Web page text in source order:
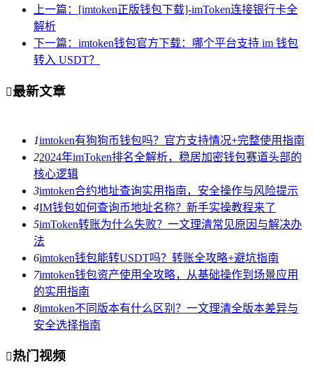
上一篇：[imtoken正版钱包下载]-imToken连接银行卡全
解析
下一篇：imtoken钱包官方下载：哪个平台支持 im 钱包
转入 USDT？
最新文章
1imtoken有狗狗币钱包吗？官方支持情况+完整使用指南
22024年imToken排名全解析，稳居加密钱包赛道头部的
核心逻辑
3imtoken合约地址查询实用指南，安全操作与风险提示
4IM钱包如何查询币地址名称？新手实操教程来了
5imToken转账为什么失败？一文理清常见原因与解决办
法
6imtoken钱包能转USDT吗？转账全攻略+避坑指南
7imtoken钱包资产使用全攻略，从基础操作到场景应用
的实用指南
8imtoken不同版本有什么区别？一文理清全版本差异与
安全选择指南
热门视频